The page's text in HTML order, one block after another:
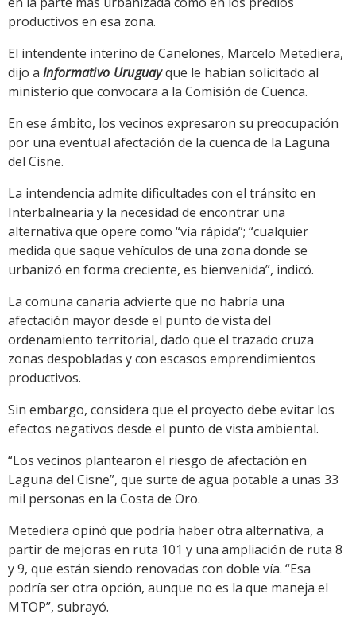
productivos en esa zona.
El intendente interino de Canelones, Marcelo Metediera,
dijo a Informativo Uruguayque le habían solicitado al
ministerio que convocara a la Comisión de Cuenca.
En ese ámbito, los vecinos expresaron su preocupación
por una eventual afectación de la cuenca de la Laguna
del Cisne.
La intendencia admite dificultades con el tránsito en
Interbalnearia y la necesidad de encontrar una
alternativa que opere como “vía rápida”; “cualquier
medida que saque vehículos de una zona donde se
urbanizó en forma creciente, es bienvenida”, indicó.
La comuna canaria advierte que no habría una
afectación mayor desde el punto de vista del
ordenamiento territorial, dado que el trazado cruza
zonas despobladas y con escasos emprendimientos
productivos.
Sin embargo, considera que el proyecto debe evitar los
efectos negativos desde el punto de vista ambiental.
“Los vecinos plantearon el riesgo de afectación en
Laguna del Cisne”, que surte de agua potable a unas 33
mil personas en la Costa de Oro.
Metediera opinó que podría haber otra alternativa, a
partir de mejoras en ruta 101 y una ampliación de ruta 8
y 9, que están siendo renovadas con doble vía. “Esa
podría ser otra opción, aunque no es la que maneja el
MTOP”, subrayó.